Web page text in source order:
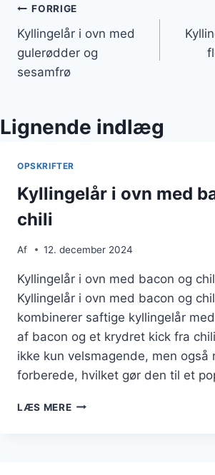
Indlægsnavigation
FORRIGE
Kyllingelår i ovn med
gulerødder og
sesamfrø
Lignende indlæg
OPSKRIFTER
Kyllingelår i ovn med
chili
Af 12. december 2024
Kyllingelår i ovn med bacon og
Kyllingelår i ovn med bacon og
kombinerer saftige kyllingelår
af bacon og et krydret kick fra
ikke kun velsmagende, men også
forberede, hvilket gør den til et
LÆS MEREKYLLINGELÅR